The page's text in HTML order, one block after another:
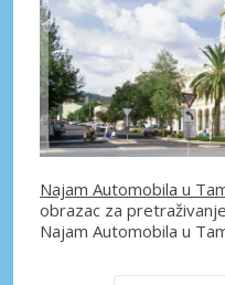
Najam Automobila u
obrazac za
Najam Automobila u